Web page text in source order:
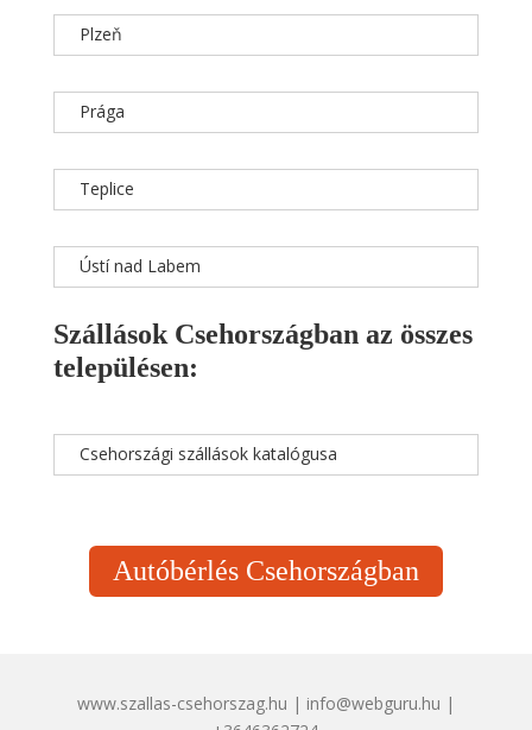
Plzeň
Prága
Teplice
Ústí nad Labem
Szállások Csehországban az összes
településen:
Csehországi szállások katalógusa
Autóbérlés Csehországban
www.szallas-csehorszag.hu | info@webguru.hu |